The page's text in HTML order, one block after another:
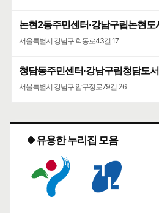
논현2동주민센터·강남구립논현도
서울특별시 강남구 학동로43길 17
청담동주민센터·강남구립청담도
서울특별시 강남구 압구정로79길 26
🍀유용한 누리집 모음